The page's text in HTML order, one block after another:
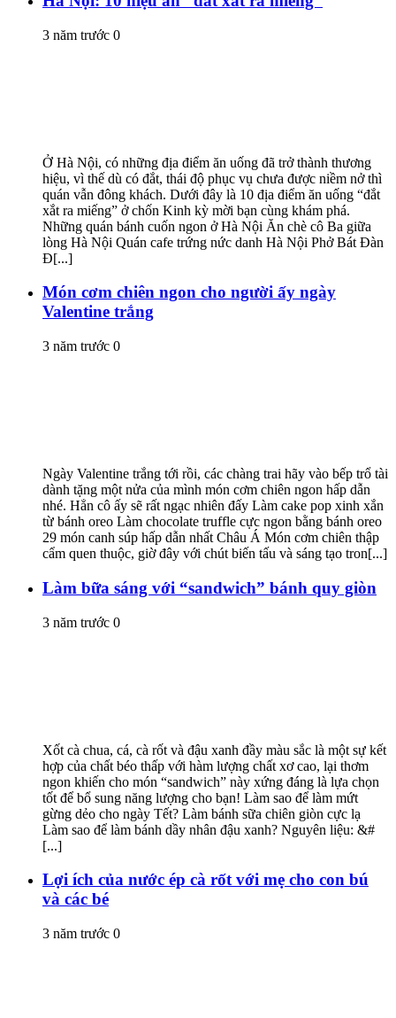
3 năm trước 0
Ở Hà Nội, có những địa điểm ăn uống đã trở thành thương
hiệu, vì thế dù có đắt, thái độ phục vụ chưa được niềm nở thì
quán vẫn đông khách. Dưới đây là 10 địa điểm ăn uống “đắt
xắt ra miếng” ở chốn Kinh kỳ mời bạn cùng khám phá.
Những quán bánh cuốn ngon ở Hà Nội Ăn chè cô Ba giữa
lòng Hà Nội Quán cafe trứng nức danh Hà Nội Phở Bát Đàn
Đ[...]
Món cơm chiên ngon cho người ấy ngày
Valentine trắng
3 năm trước 0
Ngày Valentine trắng tới rồi, các chàng trai hãy vào bếp trổ tài
dành tặng một nửa của mình món cơm chiên ngon hấp dẫn
nhé. Hẳn cô ấy sẽ rất ngạc nhiên đấy Làm cake pop xinh xắn
từ bánh oreo Làm chocolate truffle cực ngon bằng bánh oreo
29 món canh súp hấp dẫn nhất Châu Á Món cơm chiên thập
cẩm quen thuộc, giờ đây với chút biến tấu và sáng tạo tron[...]
Làm bữa sáng với “sandwich” bánh quy giòn
3 năm trước 0
Xốt cà chua, cá, cà rốt và đậu xanh đầy màu sắc là một sự kết
hợp của chất béo thấp với hàm lượng chất xơ cao, lại thơm
ngon khiến cho món “sandwich” này xứng đáng là lựa chọn
tốt để bổ sung năng lượng cho bạn! Làm sao để làm mứt
gừng dẻo cho ngày Tết? Làm bánh sữa chiên giòn cực lạ
Làm sao để làm bánh dầy nhân đậu xanh? Nguyên liệu: &#
[...]
Lợi ích của nước ép cà rốt với mẹ cho con bú
và các bé
3 năm trước 0